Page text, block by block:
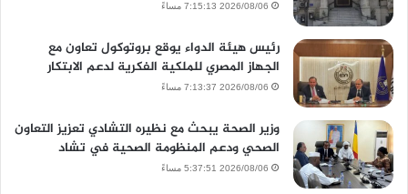
2026/08/06 7:15:13 مساءً
رئيس هيئة الدواء يوقع بروتوكول تعاون مع
الجهاز المصري للملكية الفكرية لدعم الابتكار
2026/08/06 7:13:37 مساءً
وزير الصحة يبحث مع نظيره التشادي تعزيز التعاون
الصحي ودعم المنظومة الصحية في تشاد
2026/08/06 5:37:51 مساءً